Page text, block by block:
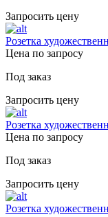
Запросить цену
Розетка
Цена по запросу
Под заказ
Запросить цену
Розетка
Цена по запросу
Под заказ
Запросить цену
Розетка